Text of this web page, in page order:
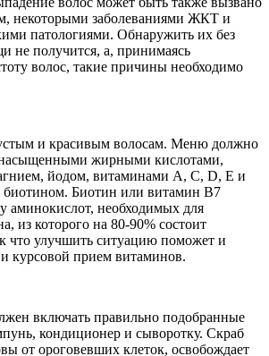
некоторыми заболеваниями ЖКТ и
патологиями. Обнаружить их без
не получится, а, принимаясь
волос, такие причины необходимо
и красивым волосам. Меню должно
жирными кислотами,
йодом, витаминами А, С, D, Е и
Биотин или витамин В7
аминокислот, необходимых для
из которого на 80-90% состоит
что улучшить ситуацию поможет и
курсовой прием витаминов.
включать правильно подобранные
кондиционер и сыворотку. Скраб
от ороговевших клеток, освобождает